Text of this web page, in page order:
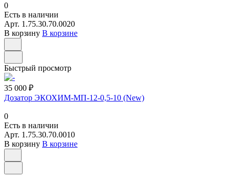
0
Есть в наличии
Арт. 1.75.30.70.0020
В корзину В корзине
Быстрый просмотр
35 000 ₽
Дозатор ЭКОХИМ-МП-12-0,5-10 (New)
0
Есть в наличии
Арт. 1.75.30.70.0010
В корзину В корзине